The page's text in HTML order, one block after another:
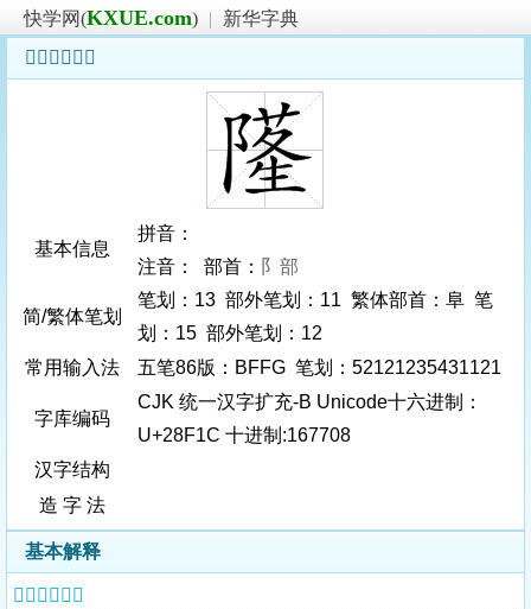
快学网(KXUE.com) |
新华字典
𨼜字基本信息
基本信息
拼音：
注音： 部首： 阝部
简/繁体笔划
笔划：13 部外笔划：11 繁体部首：阜 笔
划：15 部外笔划：12
常用输入法
五笔86版：BFFG 笔划：52121235431121
字库编码
CJK 统一汉字扩充-B Unicode十六进制：
U+28F1C 十进制:167708
汉字结构
造 字 法
基本解释
𨼜字基本信息